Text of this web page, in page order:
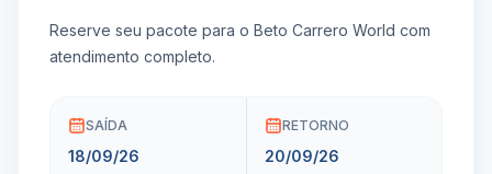
Reserve seu pacote para o Beto Carrero World com
atendimento completo.
SAÍDA
18/09/26
RETORNO
20/09/26